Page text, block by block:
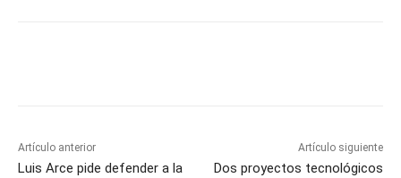
Artículo anterior
Luis Arce pide defender a la
Artículo siguiente
Dos proyectos tecnológicos